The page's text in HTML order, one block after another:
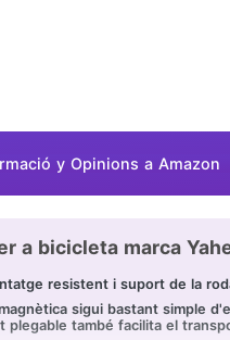
y Opinions a Amazon
a bicicleta marca
resistent i suport de la
sigui bastant simple
plegable també facilita el